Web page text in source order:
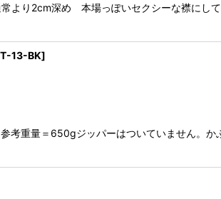
より2cm深め 本場っぽいセクシーな襟にし
13-BK]
考重量＝650gジッパーはついていません。